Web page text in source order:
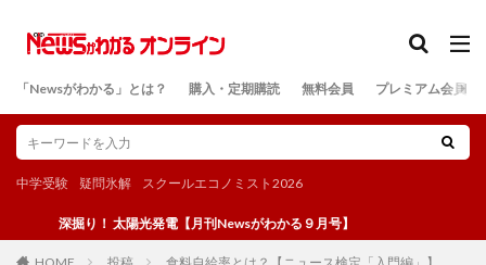
「Newsがわかる」とは？ 購入・定期購読 無料会員 プレミアム会員
中学受験 疑問氷解 スクールエコノミスト2026
深掘り！ 太陽光発電【月刊Newsがわかる９月号】
HOME
検索